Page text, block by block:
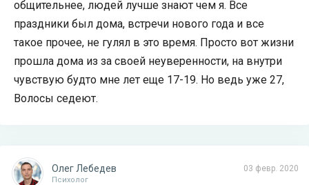
общительнее, людей лучше знают чем я. Все
праздники был дома, встречи нового года и все
такое прочее, не гулял в это время. Просто вот жизни
прошла дома из за своей неуверенности, на внутри
чувствую будто мне лет еще 17-19. Но ведь уже 27,
Волосы седеют.
03 февр. 2020
Олег Лебедев
Психолог